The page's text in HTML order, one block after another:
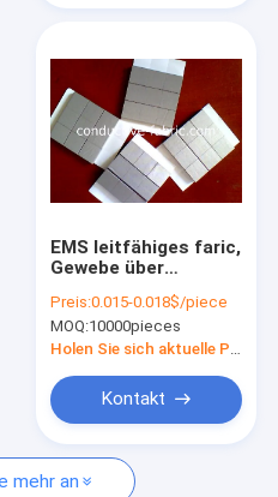
EMS leitfähiges faric,
Gewebe über
Schaum, leitfähiger
Schwamm, EMS-
Dichtung
Preis:0.015-0.018$/piece
MOQ:10000pieces
Holen Sie sich aktuelle Preis
Kontakt
mehr an